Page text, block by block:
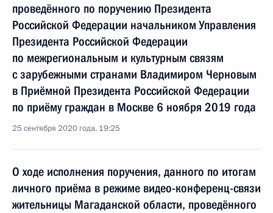
проведённого по поручению Президента
Российской Федерации начальником Управления
Президента Российской Федерации
по межрегиональным и культурным связям
с зарубежными странами Владимиром Черновым
в Приёмной Президента Российской Федерации
по приёму граждан в Москве 6 ноября 2019 года
25 сентября 2020 года, 19:25
О ходе исполнения поручения, данного по итогам
личного приёма в режиме видео-конференц-связи
жительницы Магаданской области, проведённого